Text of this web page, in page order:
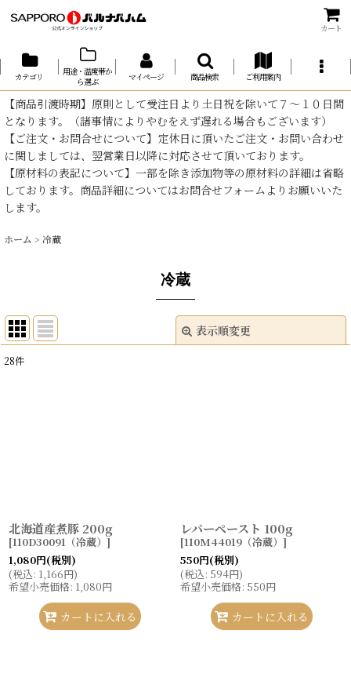
カート
カテゴリ
用途・温度帯か
ら選ぶ
マイページ 商品検索 ご利用案内
【商品引渡時期】原則として受注日より土日祝を除いて７～１０日間
となります。（諸事情によりやむをえず遅れる場合もございます）
【ご注文・お問合せについて】定休日に頂いたご注文・お問い合わせ
に関しましては、翌営業日以降に対応させて頂いております。
【原材料の表記について】一部を除き添加物等の原材料の詳細は省略
しております。商品詳細についてはお問合せフォームよりお願いいた
します。
ホーム > 冷蔵
冷蔵
表示順変更
28件
北海道産煮豚 200g
[110D30091（冷蔵）]
1,080円(税別)
(税込: 1,166円)
希望小売価格: 1,080円
カートに入れる
レバーペースト 100g
[110M44019（冷蔵） ]
550円(税別)
(税込: 594円)
希望小売価格: 550円
カートに入れる